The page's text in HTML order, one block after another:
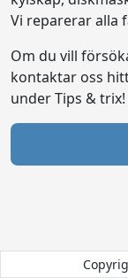
Vi reparerar alla
Om du vill
kontaktar oss
under Tips & trix!